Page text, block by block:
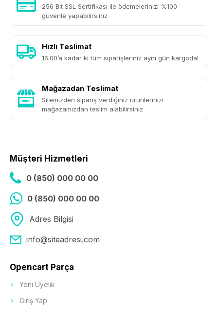
256 Bit SSL Sertifikası ile ödemelerinizi %100
güvenle yapabilirsiniz
Hızlı Teslimat
16:00’a kadar ki tüm siparişleriniz aynı gün kargoda!
Mağazadan Teslimat
Sitemizden sipariş verdiğiniz ürünlerinizi
mağazamızdan teslim alabilirsiniz
Müşteri Hizmetleri
0 (850) 000 00 00
0 (850) 000 00 00
Adres Bilgisi
info@siteadresi.com
Opencart Parça
Yeni Üyelik
Giriş Yap